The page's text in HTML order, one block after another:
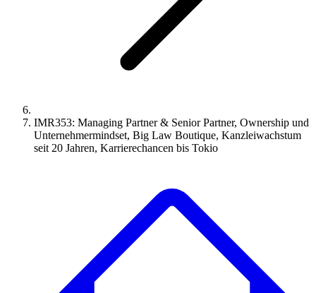
IMR353: Managing Partner & Senior Partner, Ownership und
Unternehmermindset, Big Law Boutique, Kanzleiwachstum
seit 20 Jahren, Karrierechancen bis Tokio